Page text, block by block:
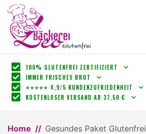
100% GLUTENFREI ZERTIFIZIERT
IMMER FRISCHES BROT
⭐⭐⭐⭐⭐ 4,9/5 KUNDENZUFRIEDENHEIT
KOSTENLOSER VERSAND AB 37,50 €
Home Gesundes Paket Glutenfrei